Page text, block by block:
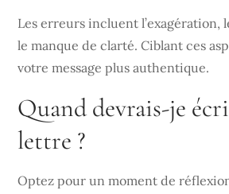
Les erreurs incluent l’exagération,
le manque de clarté. Ciblant ces
votre message plus authentique.
Quand devrais-je
lettre ?
Optez pour un moment de